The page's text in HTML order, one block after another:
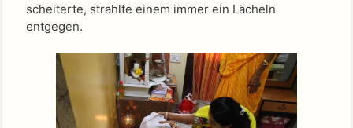
scheiterte, strahlte einem immer ein Lächeln
entgegen.